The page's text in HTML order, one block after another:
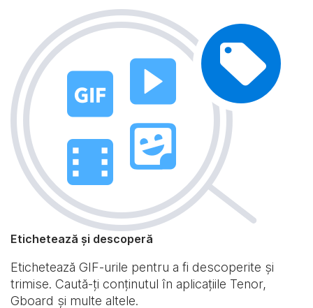
Etichetează și descoperă
Etichetează GIF-urile pentru a fi descoperite și
trimise. Caută-ți conținutul în aplicațiile Tenor,
Gboard și multe altele.